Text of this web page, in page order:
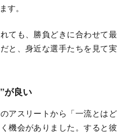
す。
ても、勝負どきに合わせて最
と、身近な選手たちを見て実
が良い
アスリートから「一流とはど
機会がありました。すると彼